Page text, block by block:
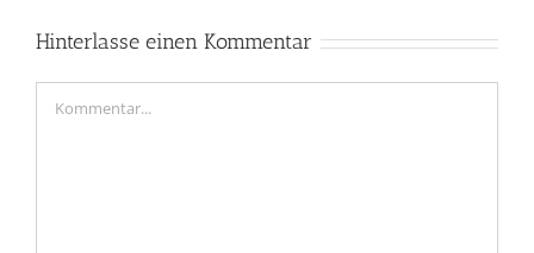
Hinterlasse einen Kommentar